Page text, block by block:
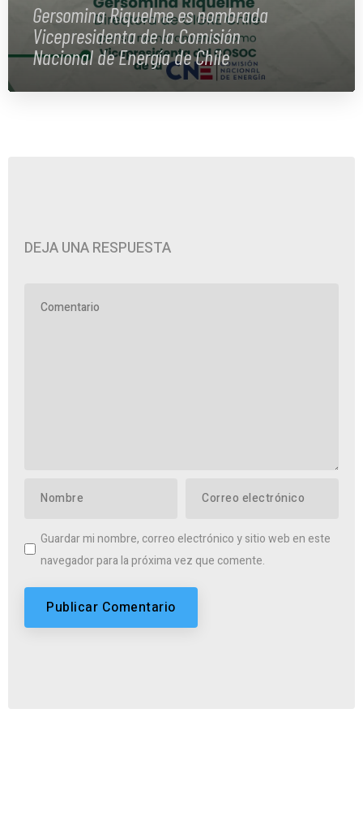
Gersomina Riquelme es nombrada
Vicepresidenta de la Comisión
Nacional de Energía de Chile
DEJA UNA RESPUESTA
Guardar mi nombre, correo electrónico y sitio web en este
navegador para la próxima vez que comente.